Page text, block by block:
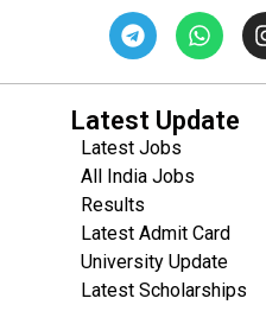
Latest Update
Latest Jobs
All India Jobs
Results
Latest Admit Card
University Update
Latest Scholarships